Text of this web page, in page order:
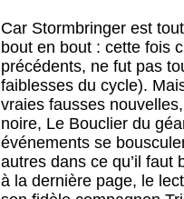
Car Stormbringer est
bout en bout : cette fois
précédents, ne fut pas
faiblesses du cycle).
vraies fausses
noire, Le Bouclier du
événements se
autres dans ce qu’il faut
à la dernière page, le